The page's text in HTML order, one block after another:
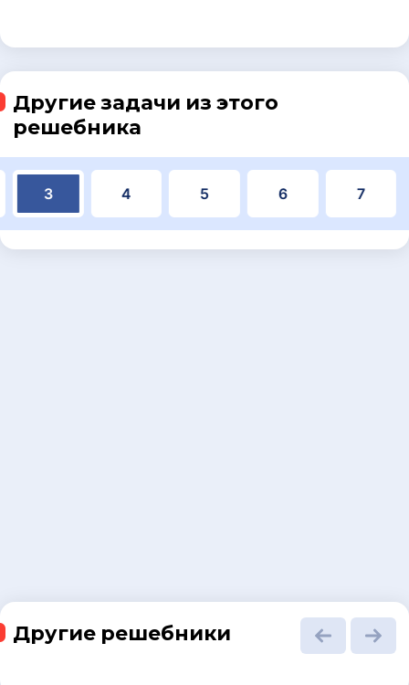
Другие задачи из этого
решебника
3 4 5 6 7
Другие решебники